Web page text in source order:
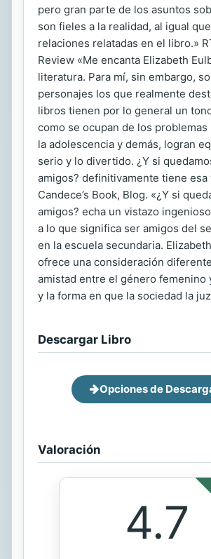
pero gran parte de los asuntos
son fieles a la realidad, al igual
relaciones relatadas en el libro.»
Review «Me encanta Elizabeth
literatura. Para mí, sin embargo,
personajes los que realmente
libros tienen por lo general un
como se ocupan de los problemas
la adolescencia y demás, logran
serio y lo divertido. ¿Y si
amigos? definitivamente tiene esa
Candece’s Book, Blog. «¿Y si
amigos? echa un vistazo
a lo que significa ser amigos del
en la escuela secundaria.
ofrece una consideración
amistad entre el género femenino
y la forma en que la sociedad la
Descargar Libro
Opciones de
Valoración
4.7